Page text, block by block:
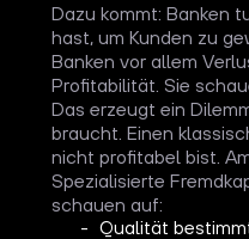
Dazu kommt: Banken
hast, um Kunden zu
Banken vor allem
Profitabilität. Sie
Das erzeugt ein
braucht. Einen
nicht profitabel bist.
Spezialisierte
schauen auf:
Qualität